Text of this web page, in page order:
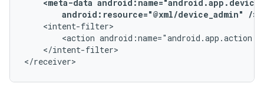
<meta-data
android:resource="@xml/device_admin" />
<action
</intent-filter>
</receiver>